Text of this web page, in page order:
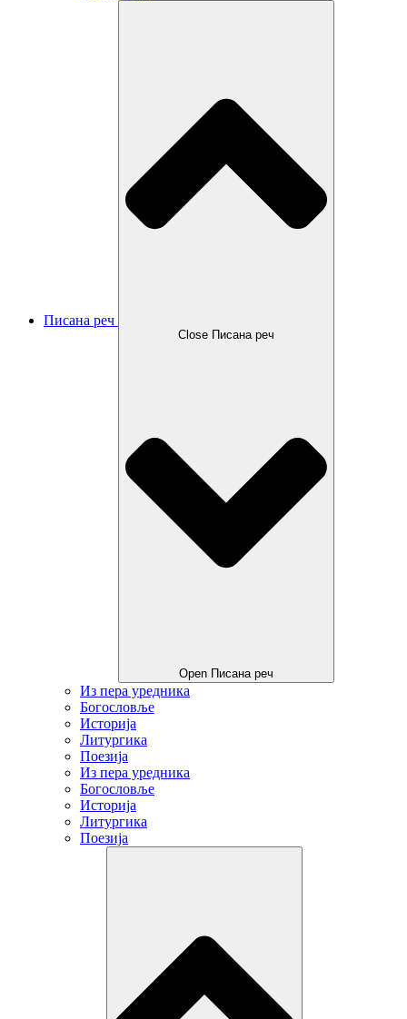
Писана реч
Close Писана реч
Open Писана реч
Из пера уредника
Богословље
Историја
Литургика
Поезија
Из пера уредника
Богословље
Историја
Литургика
Поезија